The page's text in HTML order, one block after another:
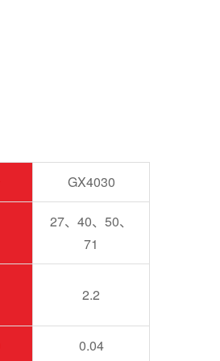
GX4030
27、40、50、
71
2.2
0.04